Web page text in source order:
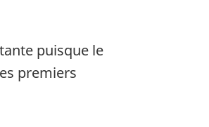
puisque le
premiers